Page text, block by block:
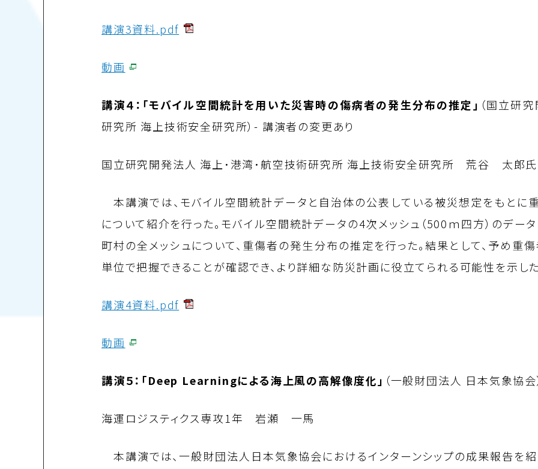
講演3資料.pdf
動画
講演４：「モバイル空間統計を用いた災害時の傷病者の発生分布の推定」 （国立研
研究所 海上技術安全研究所）- 講演者の変更あり
国立研究開発法人 海上･港湾･航空技術研究所 海上技術安全研究所 荒谷 太郎氏
本講演では、モバイル空間統計データと自治体の公表している被災想定をもとに
について紹介を行った。モバイル空間統計データの4次メッシュ（500 ｍ四方）のデー
町村の全メッシュについて、重傷者の発生分布の推定を行った。結果として、予め重
単位で把握できることが確認でき、より詳細な防災計画に役立てられる可能性を示し
講演4資料.pdf
動画
講演５：「Deep Learningによる海上風の高解像度化」 （一般財団法人 日本気象協会
海運ロジスティクス専攻1年 岩瀬 一馬
本講演では、一般財団法人日本気象協会におけるインターンシップの成果報告を紹